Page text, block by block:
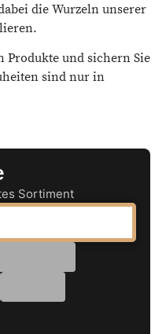
die Wurzeln unserer
Produkte und sichern Sie
sind nur in
Sortiment